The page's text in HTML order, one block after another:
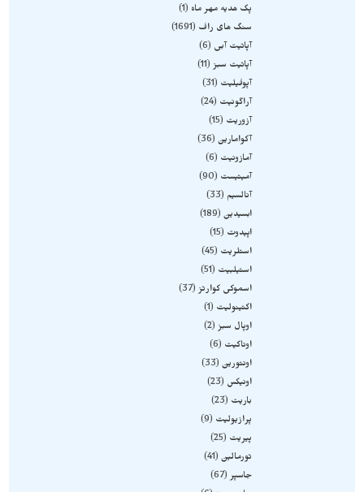
پک هدیه مهر ماه
1
سنگ های راف
1691
آپاتیت آبی
6
آپاتیت سبز 11
آپوفیلیت
31
آراگونیت
24
آزوریت
15
آکوامارین 36
آمازونیت
6
آمیتیست
90
آنالسیم
33
ابسیدین 189
اپیدوت
15
استلریت
45
استیلبیت
51
اسموکی کوارتز 37
اکتینولیت
1
اوپال سبز 2
اوناکیت
6
اونتورین 33
اونیکس
23
باریت
23
پرازیولیت
9
پیریت
25
تورمالین 41
جاسپر 67